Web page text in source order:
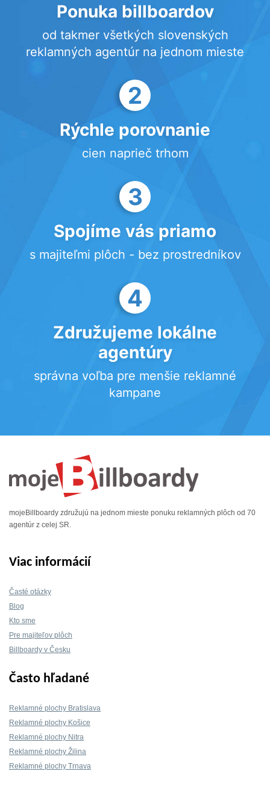
Ponuka billboardov
od takmer všetkých slovenských
reklamných agentúr na jednom mieste
2
Rýchle porovnanie
cien naprieč trhom
3
Spojíme vás priamo
s majiteľmi plôch - bez prostredníkov
4
Združujeme lokálne
agentúry
správna voľba pre menšie reklamné
kampane
mojeBillboardy združujú na jednom mieste ponuku reklamných plôch od 70
agentúr z celej SR.
Viac informácií
Časté otázky
Blog
Kto sme
Pre majiteľov plôch
Billboardy v Česku
Často hľadané
Reklamné plochy Bratislava
Reklamné plochy Košice
Reklamné plochy Nitra
Reklamné plochy Žilina
Reklamné plochy Trnava